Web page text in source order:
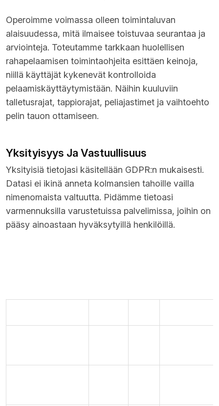
Operoimme voimassa olleen toimintaluvan
alaisuudessa, mitä ilmaisee toistuvaa seurantaa ja
arviointeja. Toteutamme tarkkaan huolellisen
rahapelaamisen toimintaohjeita esittäen keinoja,
niillä käyttäjät kykenevät kontrolloida
pelaamiskäyttäytymistään. Näihin kuuluviin
talletusrajat, tappiorajat, peliajastimet ja vaihtoehto
pelin tauon ottamiseen.
Yksityisyys Ja Vastuullisuus
Yksityisiä tietojasi käsitellään GDPR:n mukaisesti.
Datasi ei ikinä anneta kolmansien tahoille vailla
nimenomaista valtuutta. Pidämme tietoasi
varmennuksilla varustetuissa palvelimissa, joihin on
pääsy ainoastaan hyväksytyillä henkilöillä.